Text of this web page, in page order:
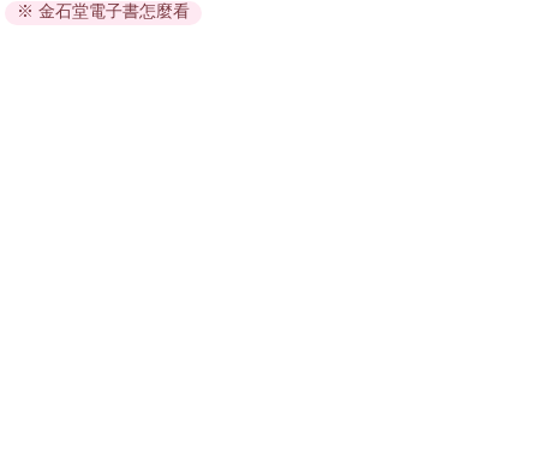
因版權保護，您在金石堂所購買的電子書僅能以金石堂專屬
※ 金石堂電子書怎麼看